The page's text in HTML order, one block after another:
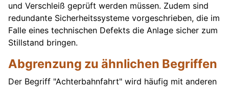
und Verschleiß geprüft werden müssen. Zudem sind
redundante Sicherheitssysteme vorgeschrieben, die im
Falle eines technischen Defekts die Anlage sicher zum
Stillstand bringen.
Abgrenzung zu ähnlichen Begriffen
Der Begriff "Achterbahnfahrt" wird häufig mit anderen